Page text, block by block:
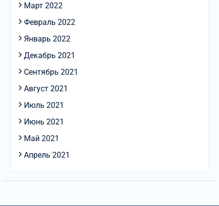
Март 2022
Февраль 2022
Январь 2022
Декабрь 2021
Сентябрь 2021
Август 2021
Июль 2021
Июнь 2021
Май 2021
Апрель 2021